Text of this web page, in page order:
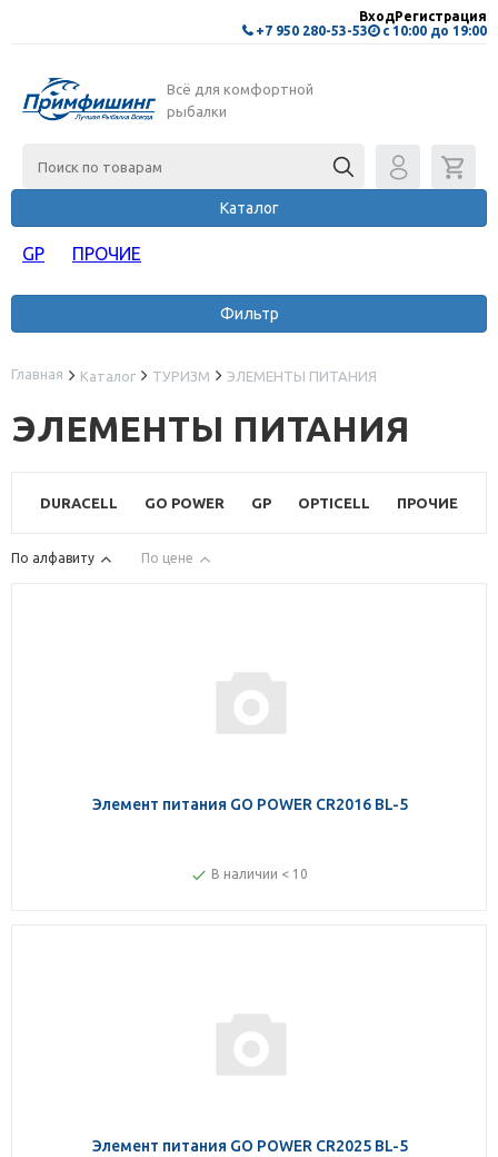
+7 950 280-53-53 с 10:00 до 19:00
ВходРегистрация
Всё для комфортной
рыбалки
Каталог
GP ПРОЧИЕ
Фильтр
Главная Каталог ТУРИЗМ ЭЛЕМЕНТЫ ПИТАНИЯ
ЭЛЕМЕНТЫ ПИТАНИЯ
DURACELL GO POWER GP OPTICELL ПРОЧИЕ
По алфавиту По цене
Элемент питания GO POWER CR2016 BL-5
В наличии < 10
Элемент питания GO POWER CR2025 BL-5